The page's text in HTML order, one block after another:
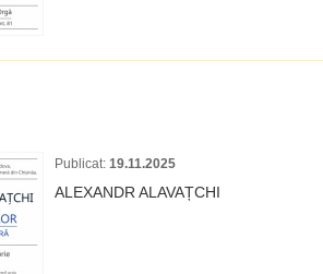
Publicat: 19.11.2025
ALEXANDR ALAVAȚCHI